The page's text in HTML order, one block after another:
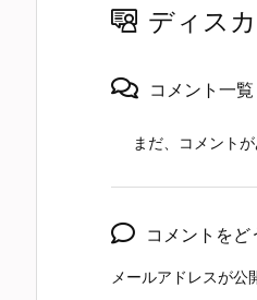
ディス
コメント一覧
まだ、コメント
コメントをど
メールアドレスが公